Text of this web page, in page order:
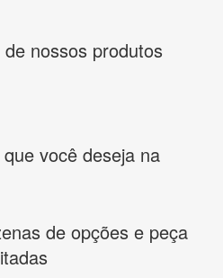
nossos produtos
você deseja na
de opções e peça